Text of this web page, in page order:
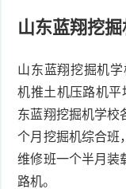
山东蓝翔挖
山东蓝翔挖掘机
机推土机压路机
东蓝翔挖掘机学校
个月挖掘机综合班
维修班一个半月装
路机。